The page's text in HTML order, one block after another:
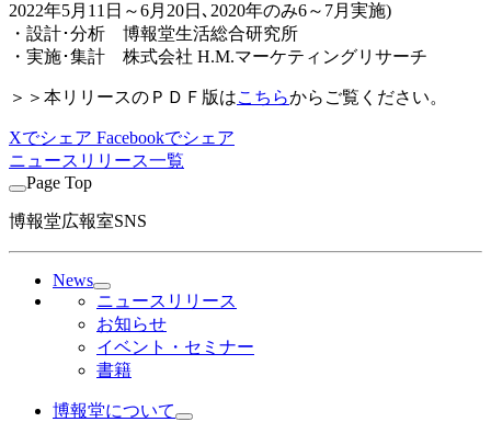
2022年5月11日～6月20日､2020年のみ6～7月実施)
・設計･分析 博報堂生活総合研究所
・実施･集計 株式会社 H.M.マーケティングリサーチ
＞＞本リリースのＰＤＦ版はこちらからご覧ください。
Xでシェア Facebookでシェア
ニュースリリース一覧
Page Top
博報堂広報室SNS
News
ニュースリリース
お知らせ
イベント・セミナー
書籍
博報堂について